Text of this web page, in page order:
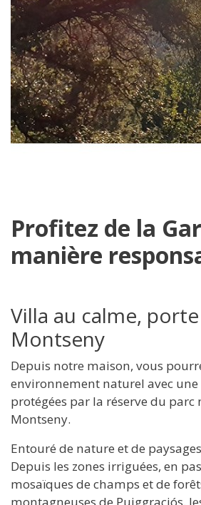
Profitez de la
manière
Villa au calme,
Montseny
Depuis notre maison, vous
environnement naturel avec
protégées par la réserve du parc
Montseny.
Entouré de nature et de
Depuis les zones irriguées, en
mosaïques de champs et de